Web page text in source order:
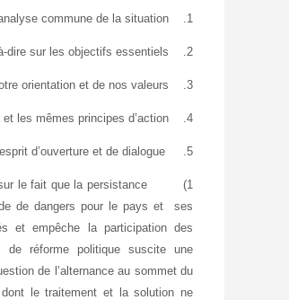
1.
commune de la situation,
2.
dire sur les objectifs essentiels,
3.
orientation et de nos valeurs,
4.
les mêmes principes d’action,
5.
1)
le fait que la persistance
de dangers pour le pays et ses
et empêche la participation des
réforme politique suscite une
de l’alternance au sommet du
le traitement et la solution ne